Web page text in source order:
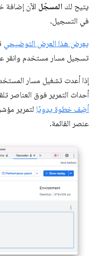
يتيح لك المسجّل الآن إضافة
في التسجيل.
يعرض هذا العرض التوضيحي
تسجيل مسار مستخدم وانقر
إذا أعدت تشغيل مسار
أحداث التمرير فوق العناصر
أضِف خطوة يدويًا لتمرير
عنصر القائمة.